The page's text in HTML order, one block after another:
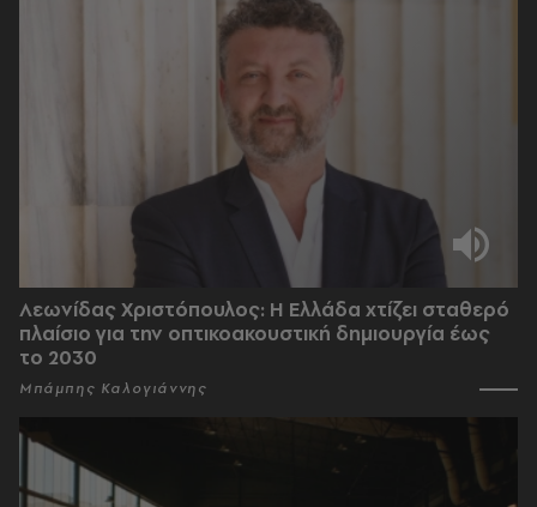
Λεωνίδας Χριστόπουλος: Η Ελλάδα χτίζει σταθερό
πλαίσιο για την οπτικοακουστική δημιουργία έως
το 2030
Μπάμπης Καλογιάννης